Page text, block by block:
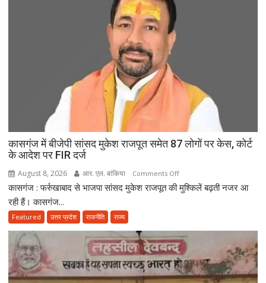
की
अचल
कासगंज में बीजेपी सांसद मुकेश राजपूत समेत 87 लोगों पर केस, कोर्ट
के आदेश पर FIR दर्ज
August 8, 2026 आर. एल. बांकिया Comments Offon
कासगंज
मुकेश
राजपूत
समेत
87
कासगंज : फर्रुखाबाद से भाजपा सांसद मुकेश राजपूत की मुश्किलें बढ़ती नजर आ
रही हैं। कासगंज...
Featured उत्तर प्रदेश राजनीति राज्य